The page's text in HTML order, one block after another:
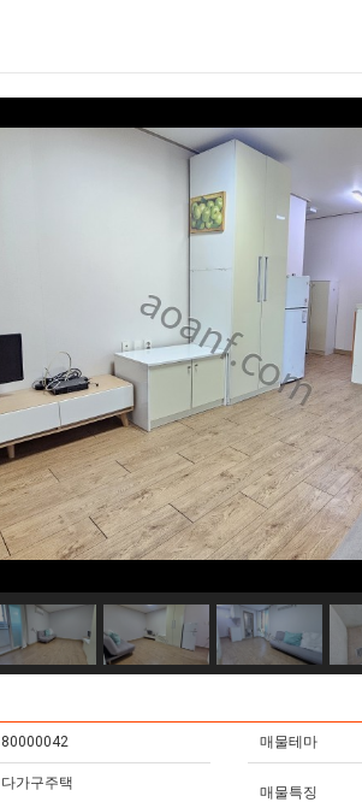
80000042
다가구주택
매물테마
매물특징